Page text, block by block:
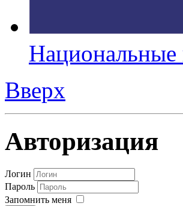
Национальные
Вверх
Авторизация
Логин
Пароль
Запомнить меня